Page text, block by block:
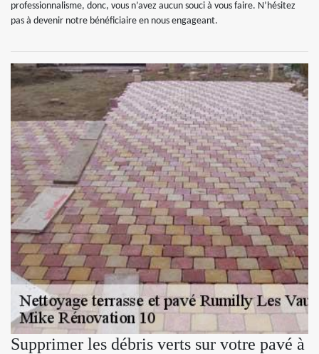
professionnalisme, donc, vous n’avez aucun souci à vous faire. N’hésitez
pas à devenir notre bénéficiaire en nous engageant.
Supprimer les débris verts sur votre pavé à